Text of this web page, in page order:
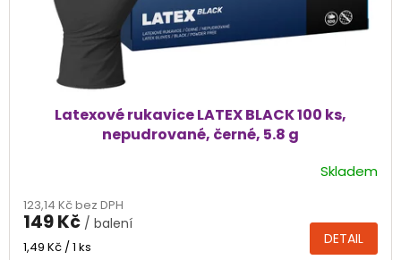
Latexové rukavice LATEX BLACK 100 ks,
nepudrované, černé, 5.8 g
produktu
je
4,9
Skladem
123,14 Kč bez DPH
149 Kč / balení
Měrná
1,49 Kč / 1 ks DETAIL